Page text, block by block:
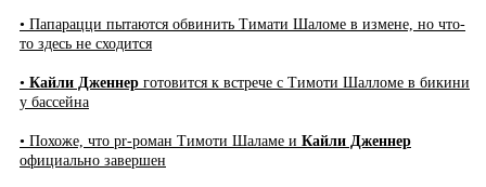
• Папарацци пытаются обвинить Тимати Шаломе в измене, но что-
то здесь не сходится
• Кайли Дженнер готовится к встрече с Тимоти Шалломе в бикини
у бассейна
• Похоже, что pr-роман Тимоти Шаламе и Кайли Дженнер
официально завершен